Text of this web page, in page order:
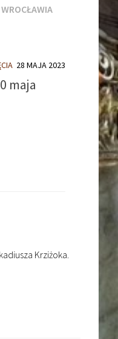
28 MAJA 2023
maja
Krziżoka.